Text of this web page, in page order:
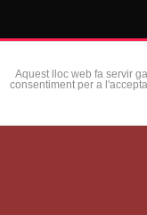
Aquest lloc web fa servir
consentiment per a